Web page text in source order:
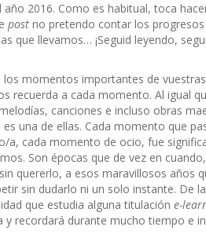
2016. Como es habitual, toca
post no pretendo contar los
que llevamos… ¡Seguid leyendo,
los momentos importantes de
recuerda a cada momento. Al igual
canciones e incluso obras
una de ellas. Cada momento que
a, cada momento de ocio, fue
Son épocas que de vez en
quererlo, a esos maravillosos años
sin dudarlo ni un solo instante. De
que estudia alguna titulación e-
recordará durante mucho tiempo e